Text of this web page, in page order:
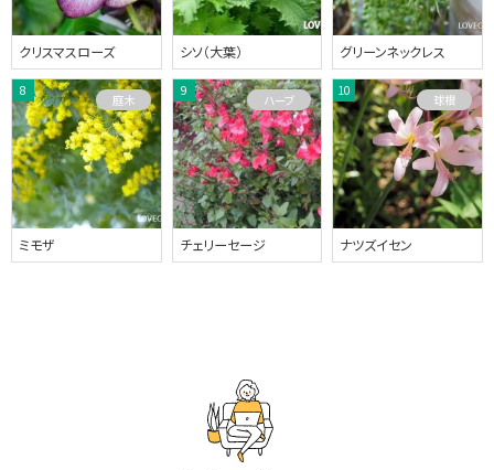
クリスマスローズ シソ（大葉） グリーンネックレス
ミモザ
庭木
チェリーセージ
ハーブ
ナツズイセン
球根